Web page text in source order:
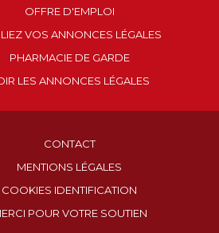
OFFRE D'EMPLOI
VOS ANNONCES LÉGALES
PHARMACIE DE GARDE
LES ANNONCES LÉGALES
CONTACT
MENTIONS LÉGALES
COOKIES IDENTIFICATION
POUR VOTRE SOUTIEN